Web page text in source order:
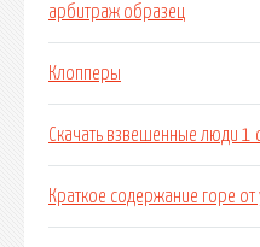
арбитраж образец
Клопперы
Скачать взвешенные люди 1
Краткое содержание горе